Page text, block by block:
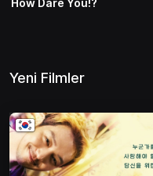
Yeni Filmler